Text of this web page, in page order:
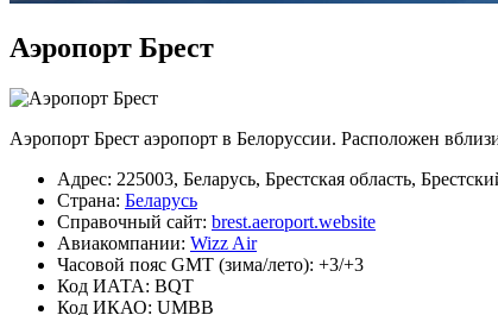
Аэропорт Брест
Аэропорт Брест аэропорт в Белоруссии. Расположен
Адрес: 225003, Беларусь, Брестская область,
Страна: Беларусь
Справочный сайт: brest.aeroport.website
Авиакомпании: Wizz Air
Часовой пояс GMT (зима/лето): +3/+3
Код ИАТА: BQT
Код ИКАО: UMBB